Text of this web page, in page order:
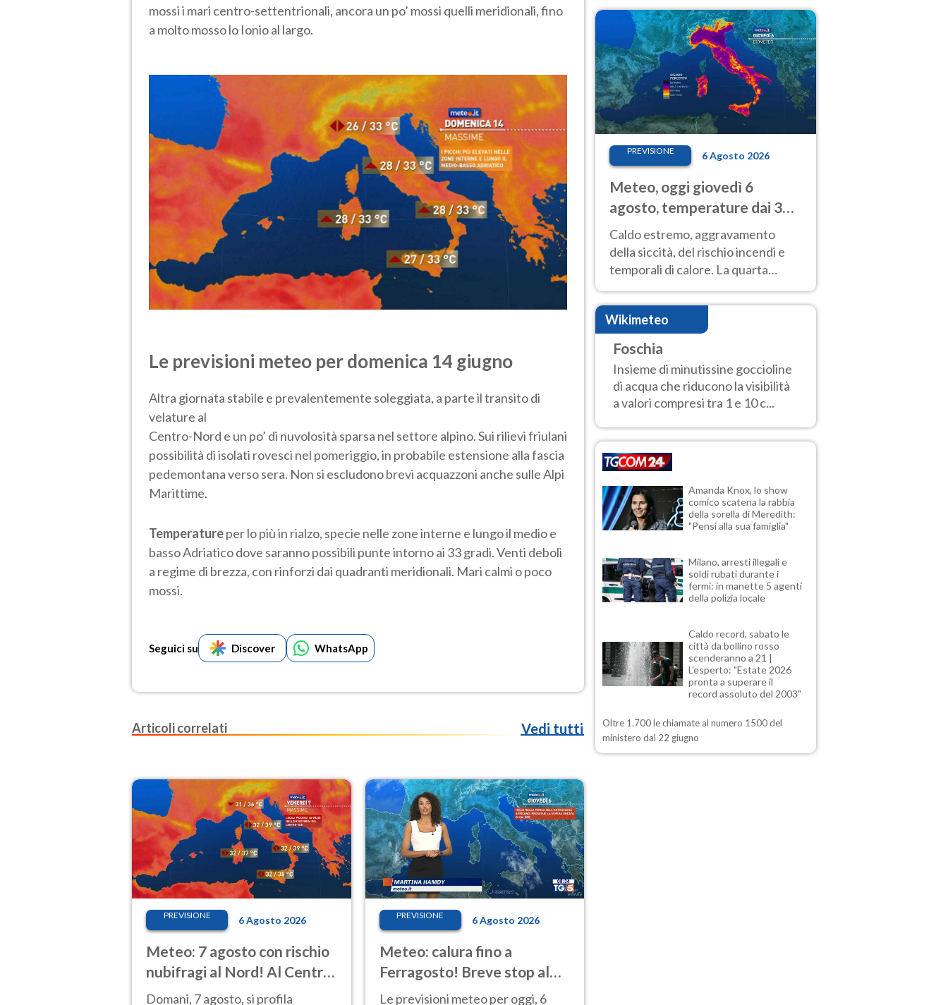
mossi i mari centro-settentrionali, ancora un po’ mossi quelli meridionali, fino
a molto mosso lo Ionio al largo.
Le previsioni meteo per domenica 14 giugno
Altra giornata stabile e prevalentemente soleggiata, a parte il transito di
velature al
Centro-Nord e un po’ di nuvolosità sparsa nel settore alpino. Sui rilievi friulani
possibilità di isolati rovesci nel pomeriggio, in probabile estensione alla fascia
pedemontana verso sera. Non si escludono brevi acquazzoni anche sulle Alpi
Marittime.
Temperatureper lo più in rialzo, specie nelle zone interne e lungo il medio e
basso Adriatico dove saranno possibili punte intorno ai 33 gradi. Venti deboli
a regime di brezza, con rinforzi dai quadranti meridionali. Mari calmi o poco
mossi.
Seguici su Discover WhatsApp
Articoli correlati Vedi tutti
PREVISIONE 6 Agosto 2026
Meteo: 7 agosto con rischio
nubifragi al Nord! Al Centro-
Sud caldo estremo
Domani, 7 agosto, si profila
PREVISIONE 6 Agosto 2026
Meteo: calura fino a
Ferragosto! Breve stop al
Nord tra 7 e 9 agosto
Le previsioni meteo per oggi, 6
Nord.
PREVISIONE 6 Agosto 2026
Meteo, oggi giovedì 6
agosto, temperature dai 33
ai 40 gradi
Caldo estremo, aggravamento
della siccità, del rischio incendi e
temporali di calore. La quarta
tregua e durerà fino Ferragosto
Wikimeteo
Foschia
Insieme di minutissine goccioline
di acqua che riducono la visibilità
a valori compresi tra 1 e 10 c...
Amanda Knox, lo show
comico scatena la rabbia
della sorella di Meredith:
"Pensi alla sua famiglia"
Milano, arresti illegali e
soldi rubati durante i
fermi: in manette 5 agenti
della polizia locale
Caldo record, sabato le
città da bollino rosso
scenderanno a 21 |
L'esperto: "Estate 2026
pronta a superare il
record assoluto del 2003"
Oltre 1.700 le chiamate al numero 1500 del
ministero dal 22 giugno